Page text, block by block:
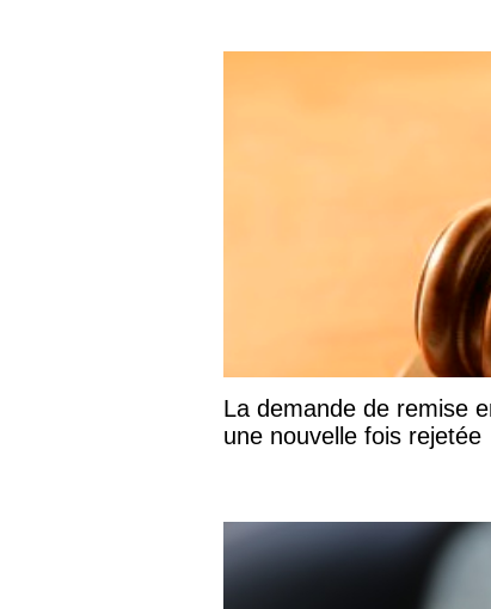
La demande de remise
une nouvelle fois rejetée